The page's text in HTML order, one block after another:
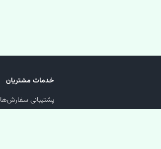
خدمات مشتریان
پشتیبانی سفارش‌ها